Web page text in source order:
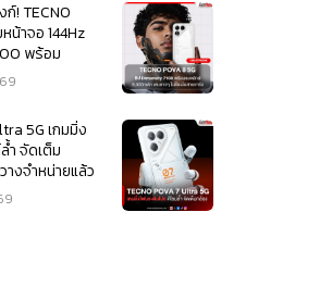
! TECNO
น้าจอ 144Hz
พร้อม
เล่นยาวๆ
5G เกมมิ่ง
ำ จัดเต็ม
งจำหน่ายแล้ว